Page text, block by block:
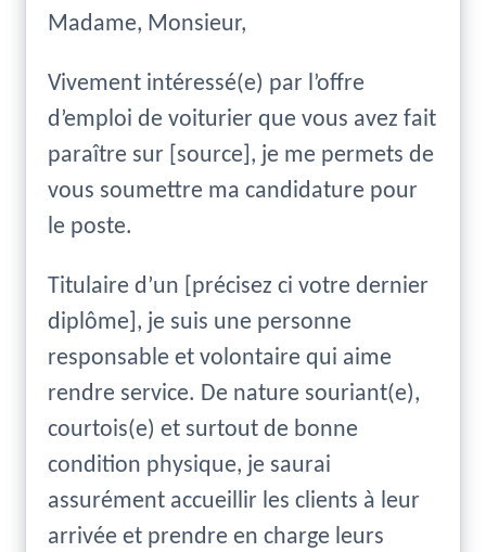
Madame, Monsieur,
Vivement intéressé(e) par l’offre
d’emploi de voiturier que vous avez fait
paraître sur [source], je me permets de
vous soumettre ma candidature pour
le poste.
Titulaire d’un [précisez ci votre dernier
diplôme], je suis une personne
responsable et volontaire qui aime
rendre service. De nature souriant(e),
courtois(e) et surtout de bonne
condition physique, je saurai
assurément accueillir les clients à leur
arrivée et prendre en charge leurs